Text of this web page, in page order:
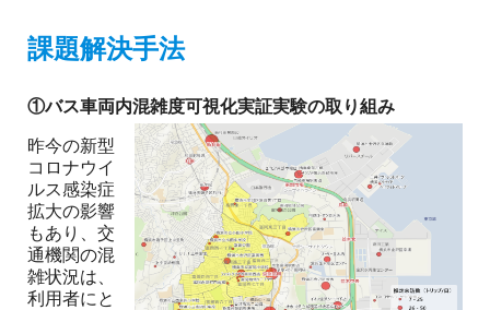
課題解決手法
①バス車両内混雑度可視化実証実験の取り組み
昨今の新型
コロナウイ
ルス感染症
拡大の影響
もあり、交
通機関の混
雑状況は、
利用者にと